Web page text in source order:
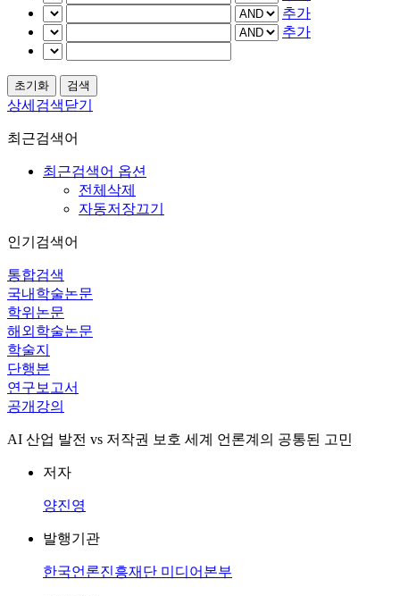
추가
추가
상세검색닫기
최근검색어
최근검색어 옵션
전체삭제
자동저장끄기
인기검색어
통합검색
국내학술논문
학위논문
해외학술논문
학술지
단행본
연구보고서
공개강의
AI 산업 발전 vs 저작권 보호 세계 언론계의 공통된 고민
저자
양진영
발행기관
한국언론진흥재단 미디어본부